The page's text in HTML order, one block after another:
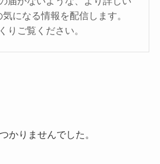
になる情報を配信します。
りご覧ください。
かりませんでした。